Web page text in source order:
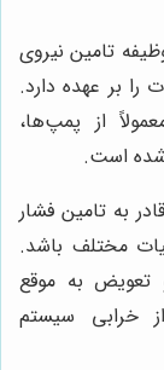
تامین نیروی
را بر عهده دارد.
از پمپ‌ها،
شده است.
به تامین فشار
مختلف باشد.
تعویض به موقع
خرابی سیستم